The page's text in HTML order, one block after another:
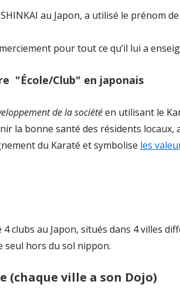
au Japon, a utilisé le prénom
pour tout ce qu’il lui a
"École/Club" en japonais
de la sociétéen utilisant le
la bonne santé des résidents
du Karaté et symbolise les
clubs au Japon, situés dans 4 villes
seul hors du sol nippon.
(chaque ville a son Dojo)